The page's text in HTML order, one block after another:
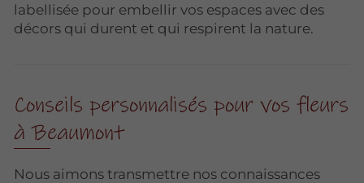
labellisée pour embellir vos espaces avec des
décors qui durent et qui respirent la nature.
Conseils personnalisés pour vos fleurs
à Beaumont
Nous aimons transmettre nos connaissances